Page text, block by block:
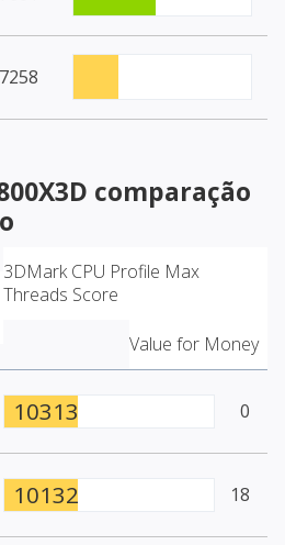
7258
comparação
3DMark CPU Profile Max
Threads Score
Value for Money
10313 0
10132 18